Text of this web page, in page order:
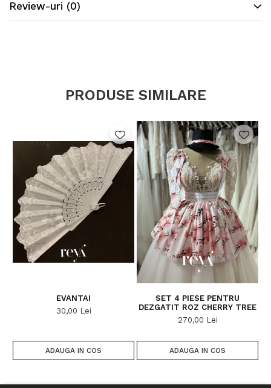
Review-uri (0)
PRODUSE SIMILARE
EVANTAI
30,00 Lei
ADAUGA IN COS
SET 4 PIESE PENTRU
DEZGATIT ROZ CHERRY TREE
270,00 Lei
ADAUGA IN COS